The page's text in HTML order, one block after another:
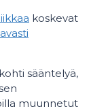
koskevat
sääntelyä,
muunnetut